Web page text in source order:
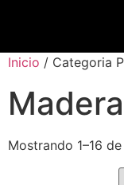
Inicio / Categoria
Mostrando 1–16